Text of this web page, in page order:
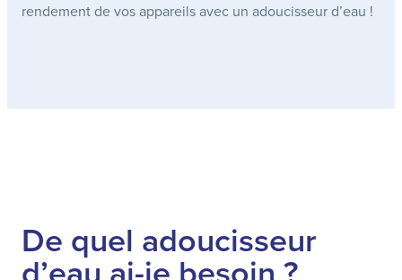
rendement de vos appareils avec un adoucisseur d’eau !
De quel adoucisseur